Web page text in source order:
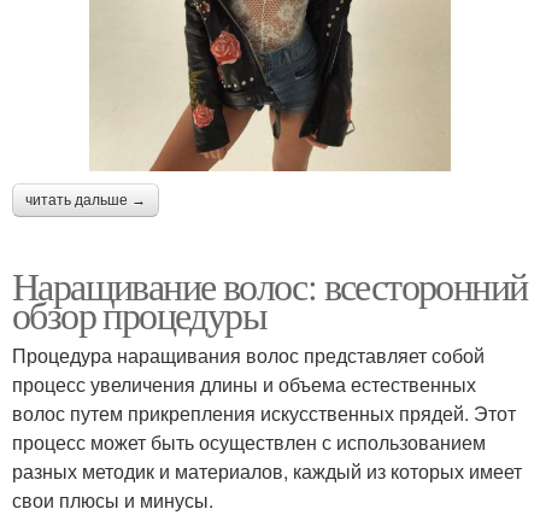
читать дальше →
Наращивание волос: всесторонний
обзор процедуры
Процедура наращивания волос представляет собой
процесс увеличения длины и объема естественных
волос путем прикрепления искусственных прядей. Этот
процесс может быть осуществлен с использованием
разных методик и материалов, каждый из которых имеет
свои плюсы и минусы.